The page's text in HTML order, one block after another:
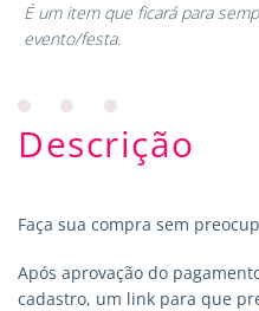
É um item que ficará para
evento/festa.
Descrição
Faça sua compra sem
Após aprovação do
cadastro, um link para que